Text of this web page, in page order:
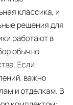
классика, и
решения для
работают в
обычно
Если
важно
и отделкам. В